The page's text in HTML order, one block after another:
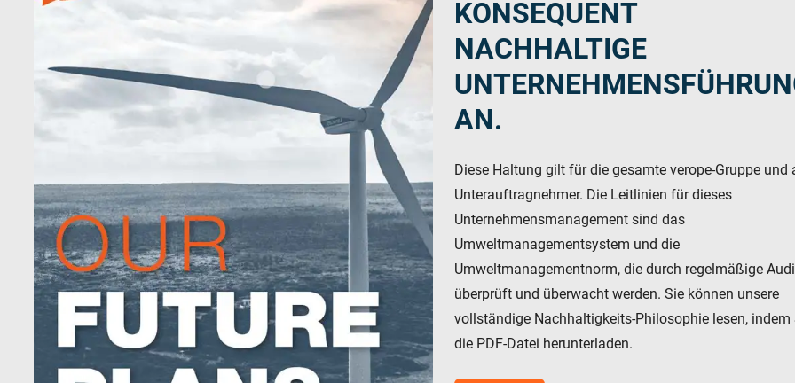
DE
English
Technologie Downloads Karriere
Digital Service KV R&D RiseTec Elevator Ropes
KONSEQUENT
NACHHALTIGE
AN.
Diese Haltung gilt für die gesamte verope-Gruppe und
Unterauftragnehmer. Die Leitlinien für dieses
Unternehmensmanagement sind das
Umweltmanagementsystem und die
Umweltmanagementnorm, die durch regelmäßige
überprüft und überwacht werden. Sie können unsere
vollständige Nachhaltigkeits-Philosophie lesen, indem
die PDF-Datei herunterladen.